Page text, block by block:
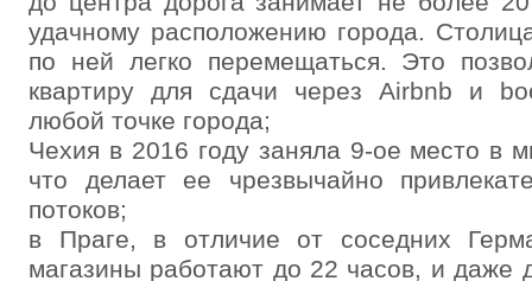
удачному расположению города.
по ней легко перемещаться. Это
квартиру для сдачи через Airbnb и
любой точке города;
Чехия в 2016 году заняла 9-ое место в
что делает ее чрезвычайно
потоков;
в Праге, в отличие от соседних
магазины работают до 22 часов, и даже